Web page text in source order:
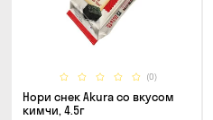
(0)
Нори снек Akura со вкусом
кимчи, 4.5г